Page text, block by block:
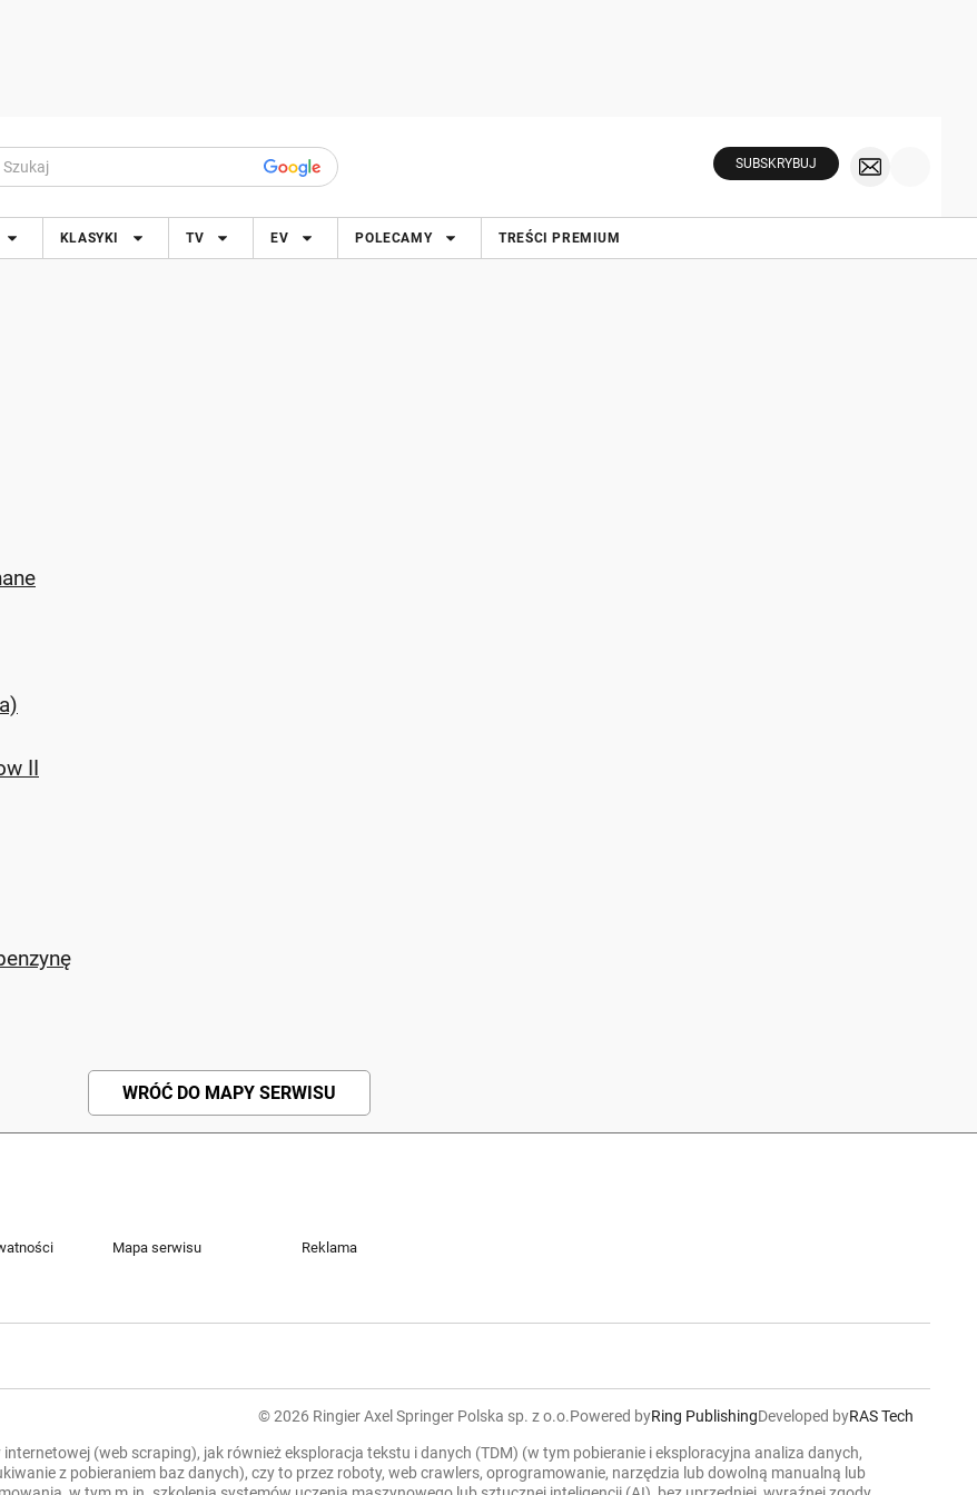
SUBSKRYBUJ
KLASYKI TV EV POLECAMY TREŚCI PREMIUM
II
WRÓĆ DO MAPY SERWISU
Mapa serwisu
Reklama
© 2026 Ringier Axel Springer Polska sp. z o.o.Powered byRing PublishingDeveloped byRAS Tech
(web scraping), jak również eksploracja tekstu i danych (TDM) (w tym pobieranie i eksploracyjna analiza danych,
z pobieraniem baz danych), czy to przez roboty, web crawlers, oprogramowanie, narzędzia lub dowolną manualną lub